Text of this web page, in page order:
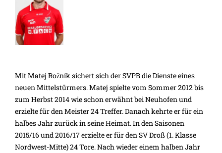
Mit Matej Rožník sichert sich der SVPB die Dienste eines
neuen Mittelstürmers. Matej spielte vom Sommer 2012 bis
zum Herbst 2014 wie schon erwähnt bei Neuhofen und
erzielte für den Meister 24 Treffer. Danach kehrte er für ein
halbes Jahr zurück in seine Heimat. In den Saisonen
2015/16 und 2016/17 erzielte er für den SV Droß (1. Klasse
Nordwest-Mitte) 24 Tore. Nach wieder einem halben Jahr